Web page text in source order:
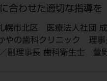
合わせた適切な指導を
幌市北区 医療法人社団
やの歯科クリニック 理
副理事長 歯科衛生士 萱